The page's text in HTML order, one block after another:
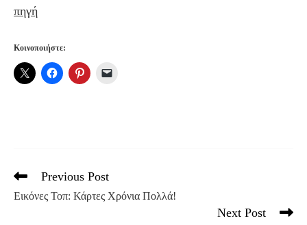
πηγή
Κοινοποιήστε:
Read
articles
Previous Post
Εικόνες Τοπ: Κάρτες Χρόνια Πολλά!
Next Post